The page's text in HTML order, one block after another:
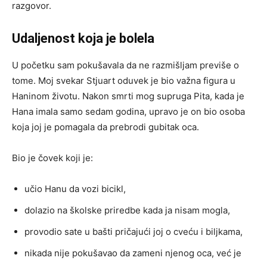
razgovor.
Udaljenost koja je bolela
U početku sam pokušavala da ne razmišljam previše o
tome. Moj svekar Stjuart oduvek je bio važna figura u
Haninom životu. Nakon smrti mog supruga Pita, kada je
Hana imala samo sedam godina, upravo je on bio osoba
koja joj je pomagala da prebrodi gubitak oca.
Bio je čovek koji je:
učio Hanu da vozi bicikl,
dolazio na školske priredbe kada ja nisam mogla,
provodio sate u bašti pričajući joj o cveću i biljkama,
nikada nije pokušavao da zameni njenog oca, već je